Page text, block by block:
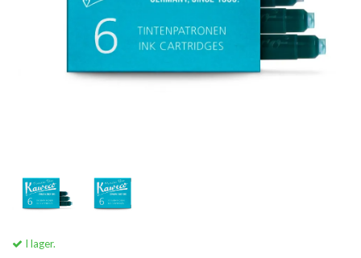
I lager.